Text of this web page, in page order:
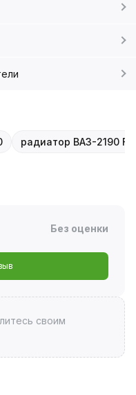
радиатор ВАЗ-2190 FL
Без оценки
своим